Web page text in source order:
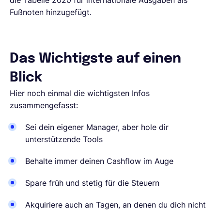
Fußnoten hinzugefügt.
Das Wichtigste auf einen
Blick
Hier noch einmal die wichtigsten Infos
zusammengefasst:
Sei dein eigener Manager, aber hole dir
unterstützende Tools
Behalte immer deinen Cashflow im Auge
Spare früh und stetig für die Steuern
Akquiriere auch an Tagen, an denen du dich nicht